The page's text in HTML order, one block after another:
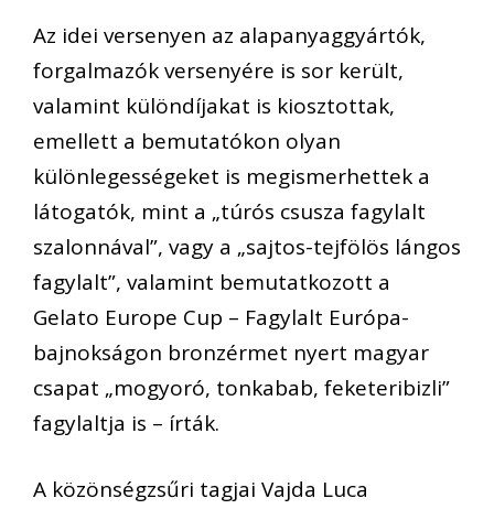
Az idei versenyen az alapanyaggyártók,
forgalmazók versenyére is sor került,
valamint különdíjakat is kiosztottak,
emellett a bemutatókon olyan
különlegességeket is megismerhettek a
látogatók, mint a „túrós csusza fagylalt
szalonnával”, vagy a „sajtos-tejfölös lángos
fagylalt”, valamint bemutatkozott a
Gelato Europe Cup – Fagylalt Európa-
bajnokságon bronzérmet nyert magyar
csapat „mogyoró, tonkabab, feketeribizli”
fagylaltja is – írták.
A közönségzsűri tagjai Vajda Luca